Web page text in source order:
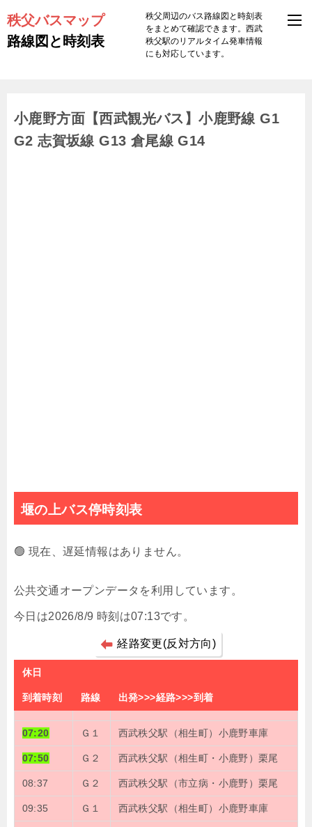
秩父バスマップ
路線図と時刻表
秩父周辺のバス路線図と時刻表
をまとめて確認できます。西武
秩父駅のリアルタイム発車情報
にも対応しています。
小鹿野方面【西武観光バス】小鹿野線 G1
G2 志賀坂線 G13 倉尾線 G14
堰の上バス停時刻表
🟢 現在、遅延情報はありません。
公共交通オープンデータを利用しています。
今日は2026/8/9 時刻は07:13です。
経路変更(反対方向)
休日
到着時刻 路線 出発>>>経路>>>到着
07:20 Ｇ１ 西武秩父駅（相生町）小鹿野車庫
07:50 Ｇ２ 西武秩父駅（相生町・小鹿野）栗尾
08:37 Ｇ２ 西武秩父駅（市立病・小鹿野）栗尾
09:35 Ｇ１ 西武秩父駅（相生町）小鹿野車庫